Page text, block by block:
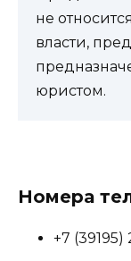
не
власти,
юристом.
Номера
+7 (39195)